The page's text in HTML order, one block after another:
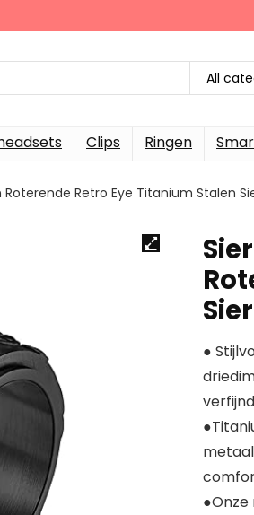
All
Clips Ringen
Roterende Retro Eye Titanium Stalen
●